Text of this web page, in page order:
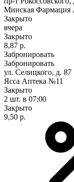
Минская Фармация
Закрыто
вчера
Закрыто
8,87 р.
Забронировать
Забронировать
ул. Селицкого, д. 87
Ясса Аптека №11
Закрыто
2 шт. в 07:00
Закрыто
9,50 р.